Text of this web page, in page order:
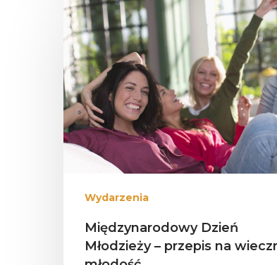
Wydarzenia
Międzynarodowy Dzień
Młodzieży – przepis na